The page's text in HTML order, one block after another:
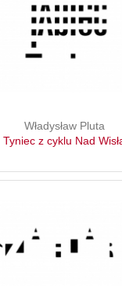
Władysław Pluta
Tyniec z cyklu Nad